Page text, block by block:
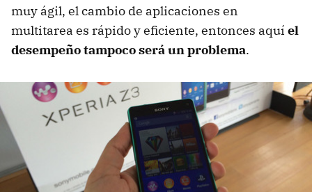
muy ágil, el cambio de aplicaciones en
multitarea es rápido y eficiente, entonces aquí el
desempeño tampoco será un problema.